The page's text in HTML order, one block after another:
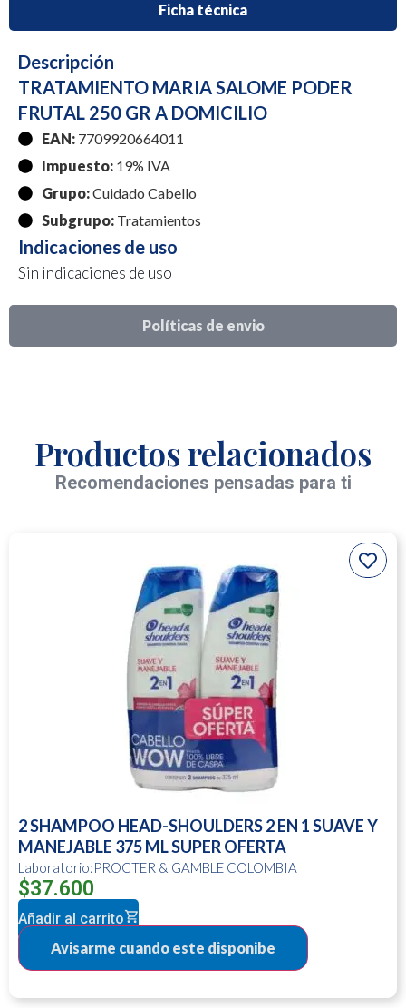
Ficha técnica
Políticas de envio
Descripción
TRATAMIENTO MARIA SALOME PODER
FRUTAL 250 GR A DOMICILIO
EAN: 7709920664011
Impuesto: 19% IVA
Grupo:Cuidado Cabello
Subgrupo: Tratamientos
Indicaciones de uso
Sin indicaciones de uso
Productos relacionados
Recomendaciones pensadas para ti
2 SHAMPOO HEAD-SHOULDERS 2 EN 1 SUAVE Y
MANEJABLE 375 ML SUPER OFERTA
Laboratorio:PROCTER & GAMBLE COLOMBIA
$37.600
Añadir al carrito